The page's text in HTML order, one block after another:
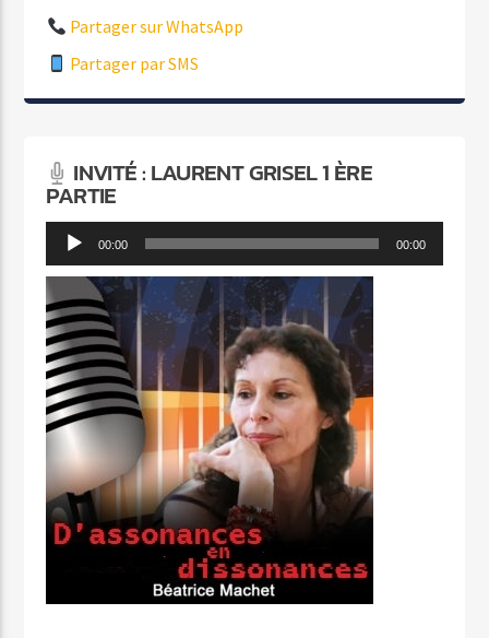
Partager sur WhatsApp
Partager par SMS
INVITÉ : LAURENT GRISEL 1 ÈRE
PARTIE
Lecteur
audio
00:00 00:00